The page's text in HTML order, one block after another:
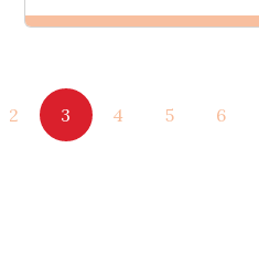
2 3 4 5 6